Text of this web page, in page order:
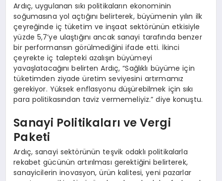
Ardıç, uygulanan sıkı politikaların ekonominin
soğumasına yol açtığını belirterek, büyümenin yılın ilk
çeyreğinde iç tüketim ve inşaat sektörünün etkisiyle
yüzde 5,7’ye ulaştığını ancak sanayi tarafında benzer
bir performansın görülmediğini ifade etti. İkinci
çeyrekte iç talepteki azalışın büyümeyi
yavaşlatacağını belirten Ardıç, “Sağlıklı büyüme için
tüketimden ziyade üretim seviyesini artırmamız
gerekiyor. Yüksek enflasyonu düşürebilmek için sıkı
para politikasından taviz vermemeliyiz.” diye konuştu.
Sanayi Politikaları ve Vergi
Paketi
Ardıç, sanayi sektörünün teşvik odaklı politikalarla
rekabet gücünün artırılması gerektiğini belirterek,
sanayicilerin inovasyon, ürün kalitesi, yeni pazarlar